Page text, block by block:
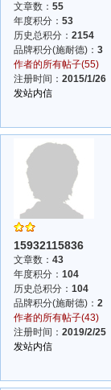
文章数： 55
年度积分： 53
历史总积分： 2154
品牌积分(施耐德)： 3
作者的所有帖子(55)
注册时间： 2015/1/26
发站内信
15932115836
文章数： 43
年度积分： 104
历史总积分： 104
品牌积分(施耐德)： 2
作者的所有帖子(43)
注册时间： 2019/2/25
发站内信